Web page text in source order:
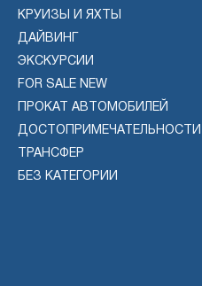
КРУИЗЫ И ЯХТЫ
ДАЙВИНГ
ЭКСКУРСИИ
FOR SALE NEW
ПРОКАТ АВТОМОБИЛЕЙ
ДОСТОПРИМЕЧАТЕЛЬНОСТИ
ТРАНСФЕР
БЕЗ КАТЕГОРИИ